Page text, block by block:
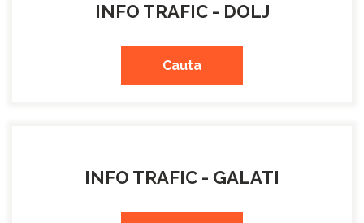
INFO TRAFIC - DOLJ
Cauta
INFO TRAFIC - GALATI